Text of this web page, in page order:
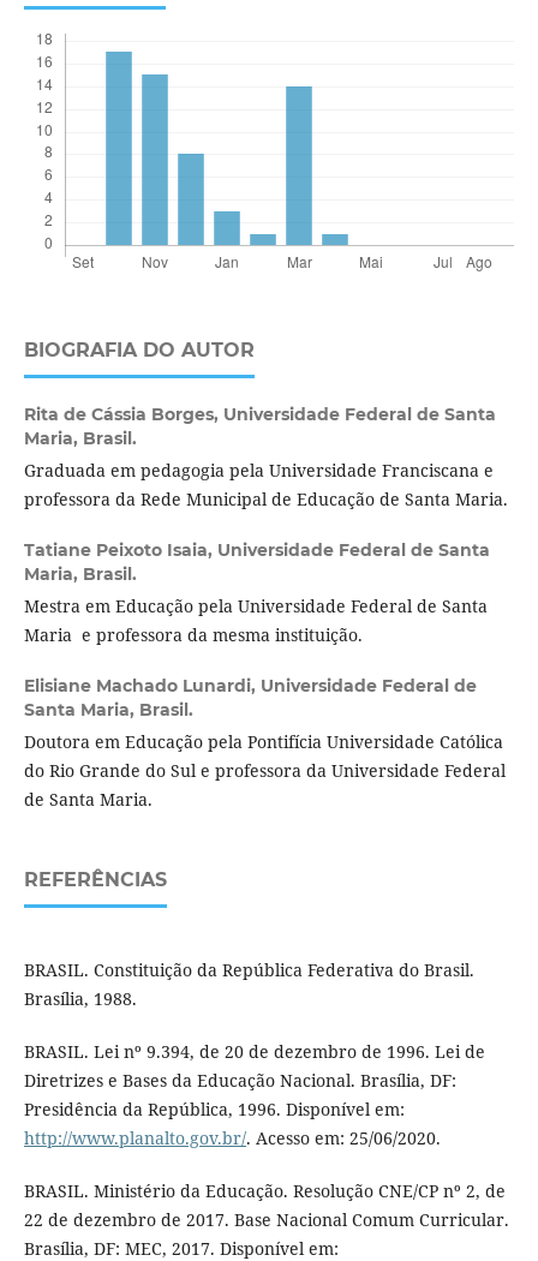
BIOGRAFIA DO AUTOR
Rita de Cássia Borges, Universidade Federal de Santa
Maria, Brasil.
Graduada em pedagogia pela Universidade Franciscana e
professora da Rede Municipal de Educação de Santa Maria.
Tatiane Peixoto Isaia, Universidade Federal de Santa
Maria, Brasil.
Mestra em Educação pela Universidade Federal de Santa
Maria e professora da mesma instituição.
Elisiane Machado Lunardi, Universidade Federal de
Santa Maria, Brasil.
Doutora em Educação pela Pontifícia Universidade Católica
do Rio Grande do Sul e professora da Universidade Federal
de Santa Maria.
REFERÊNCIAS
BRASIL. Constituição da República Federativa do Brasil.
Brasília, 1988.
BRASIL. Lei nº 9.394, de 20 de dezembro de 1996. Lei de
Diretrizes e Bases da Educação Nacional. Brasília, DF:
Presidência da República, 1996. Disponível em:
http://www.planalto.gov.br/. Acesso em: 25/06/2020.
BRASIL. Ministério da Educação. Resolução CNE/CP nº 2, de
22 de dezembro de 2017. Base Nacional Comum Curricular.
Brasília, DF: MEC, 2017. Disponível em: